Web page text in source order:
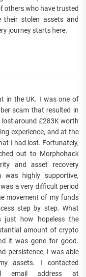
others who have trusted
their stolen assets and
journey starts here.
in the UK. I was one of
scam that resulted in
lost around £283K worth
experience, and at the
I had lost. Fortunately,
out to Morphohack
and asset recovery
highly supportive,
a very difficult period
movement of my funds
step by step. What
just how hopeless the
amount of crypto
it was gone for good.
persistence, I was able
assets. I contacted
email address at